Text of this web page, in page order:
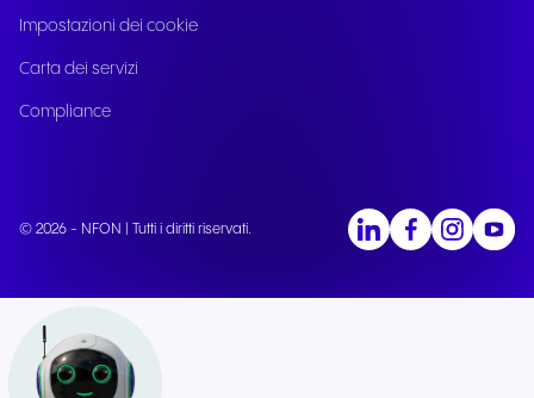
Impostazioni dei cookie
Carta dei servizi
Compliance
© 2026 - NFON | Tutti i diritti riservati.